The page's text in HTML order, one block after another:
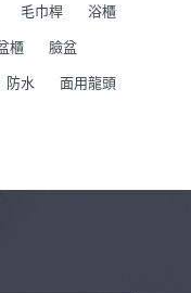
毛巾桿 浴櫃
櫃 臉盆
防水 面用龍頭